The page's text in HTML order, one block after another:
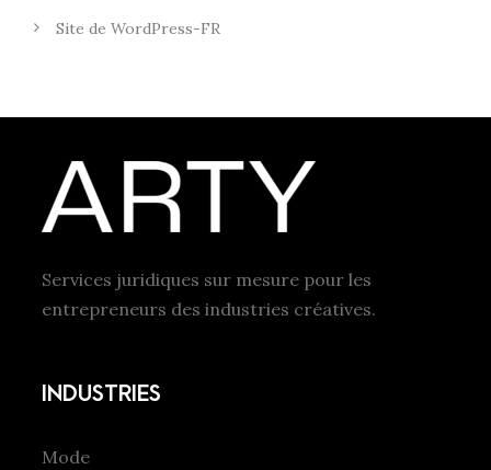
Site de WordPress-FR
Services juridiques sur mesure pour les
entrepreneurs des industries créatives.
INDUSTRIES
Mode